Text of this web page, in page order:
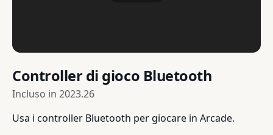
Controller di gioco Bluetooth
Incluso in 2023.26
Usa i controller Bluetooth per giocare in Arcade.